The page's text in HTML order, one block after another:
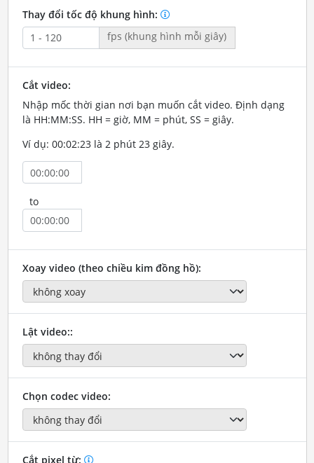
Thay đổi tốc độ khung hình:
fps (khung hình mỗi giây)
Cắt video:
Nhập mốc thời gian nơi bạn muốn cắt video. Định dạng
là HH:MM:SS. HH = giờ, MM = phút, SS = giây.
Ví dụ: 00:02:23 là 2 phút 23 giây.
to
Xoay video (theo chiều kim đồng hồ):
Lật video::
Chọn codec video:
Cắt pixel từ: